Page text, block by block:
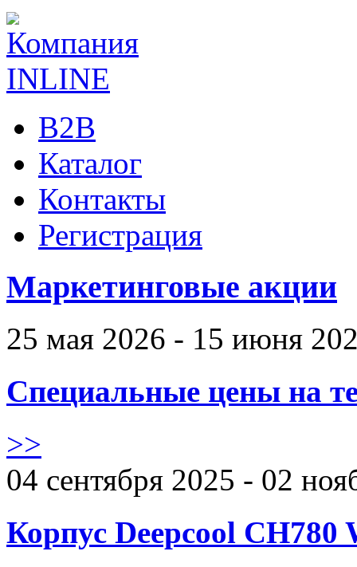
B2B
Каталог
Контакты
Регистрация
Маркетинговые акции
25 мая 2026 - 15 июня
Специальные цены на
>>
04 сентября 2025 - 02
Корпус Deepcool CH780